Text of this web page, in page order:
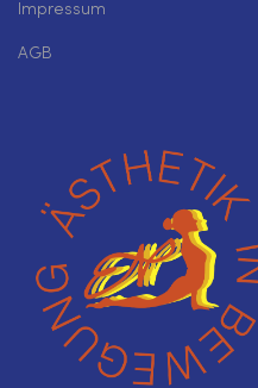
Impressum
AGB